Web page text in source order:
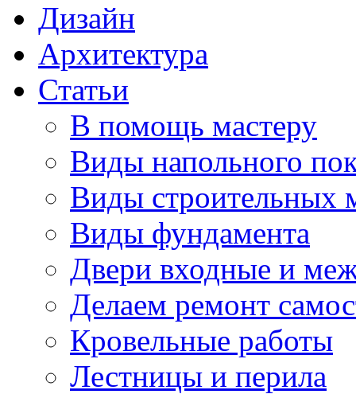
Дизайн
Архитектура
Статьи
В помощь мастеру
Виды напольного
Виды строительных
Виды фундамента
Двери входные и
Делаем ремонт
Кровельные работы
Лестницы и перила